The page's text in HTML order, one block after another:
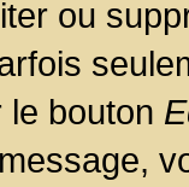
ou
le bouton